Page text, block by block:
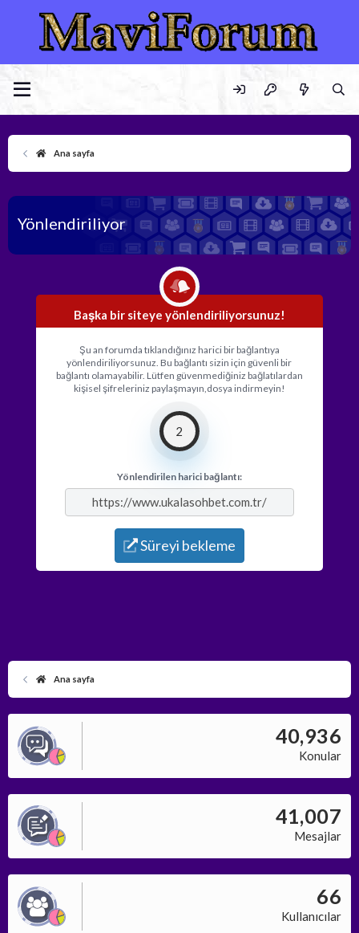
Ana sayfa
Yönlendiriliyor
Başka bir siteye yönlendiriliyorsunuz!
Şu an forumda tıklandığınız harici bir bağlantıya
yönlendiriliyorsunuz. Bu bağlantı sizin için güvenli bir
bağlantı olamayabilir. Lütfen güvenmediğiniz bağlatılardan
kişisel şifreleriniz paylaşmayın,dosya indirmeyin!
2
Yönlendirilen harici bağlantı:
https://www.ukalasohbet.com.tr/
Süreyi bekleme
Ana sayfa
40,936
Konular
41,007
Mesajlar
66
Kullanıcılar